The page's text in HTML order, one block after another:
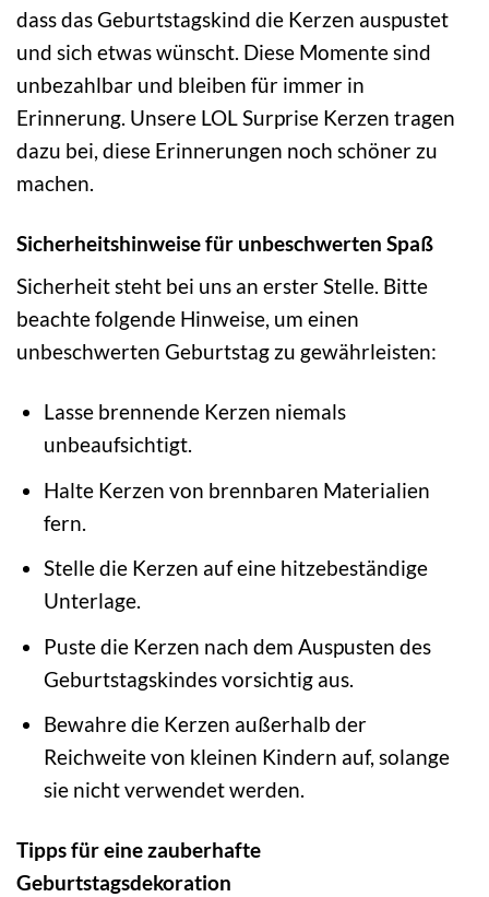
dass das Geburtstagskind die Kerzen auspustet
und sich etwas wünscht. Diese Momente sind
unbezahlbar und bleiben für immer in
Erinnerung. Unsere LOL Surprise Kerzen tragen
dazu bei, diese Erinnerungen noch schöner zu
machen.
Sicherheitshinweise für unbeschwerten Spaß
Sicherheit steht bei uns an erster Stelle. Bitte
beachte folgende Hinweise, um einen
unbeschwerten Geburtstag zu gewährleisten:
Lasse brennende Kerzen niemals
unbeaufsichtigt.
Halte Kerzen von brennbaren Materialien
fern.
Stelle die Kerzen auf eine hitzebeständige
Unterlage.
Puste die Kerzen nach dem Auspusten des
Geburtstagskindes vorsichtig aus.
Bewahre die Kerzen außerhalb der
Reichweite von kleinen Kindern auf, solange
sie nicht verwendet werden.
Tipps für eine zauberhafte
Geburtstagsdekoration